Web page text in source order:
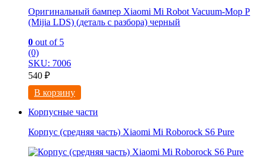
Оригинальный бампер Xiaomi Mi Robot Vacuum-Mop P
(Mijia LDS) (деталь с разбора) черный
0 out of 5
(0)
SKU: 7006
540 ₽
В корзину
Корпусные части
Корпус (средняя часть) Xiaomi Mi Roborock S6 Pure